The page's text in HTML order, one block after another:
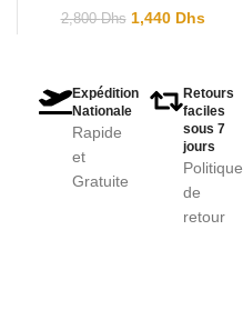
MK5735
2,800Dhs 1,440 Dhs
Expédition
Nationale
Rapide
et
Gratuite
Retours
faciles
sous 7
jours
Politique
de
retour